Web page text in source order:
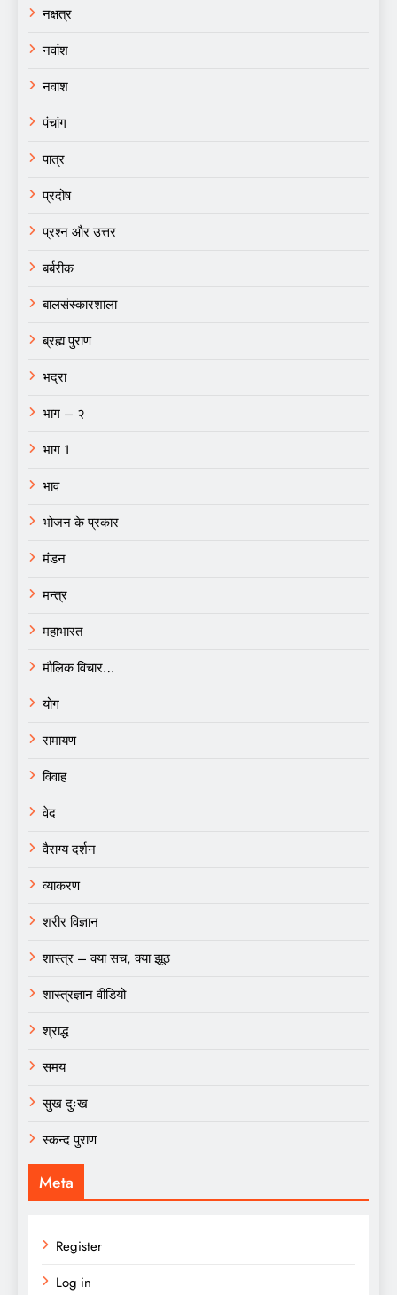
नक्षत्र
नवांश
नवांश
पंचांग
पात्र
प्रदोष
प्रश्न और उत्तर
बर्बरीक
बालसंस्कारशाला
ब्रह्म पुराण
भद्रा
भाग – २
भाग 1
भाव
भोजन के प्रकार
मंडन
मन्त्र
महाभारत
मौलिक विचार…
योग
रामायण
विवाह
वेद
वैराग्य दर्शन
व्याकरण
शरीर विज्ञान
शास्त्र – क्या सच, क्या झूठ
शास्त्रज्ञान वीडियो
श्राद्ध
समय
सुख दुःख
स्कन्द पुराण
Meta
Register
Log in